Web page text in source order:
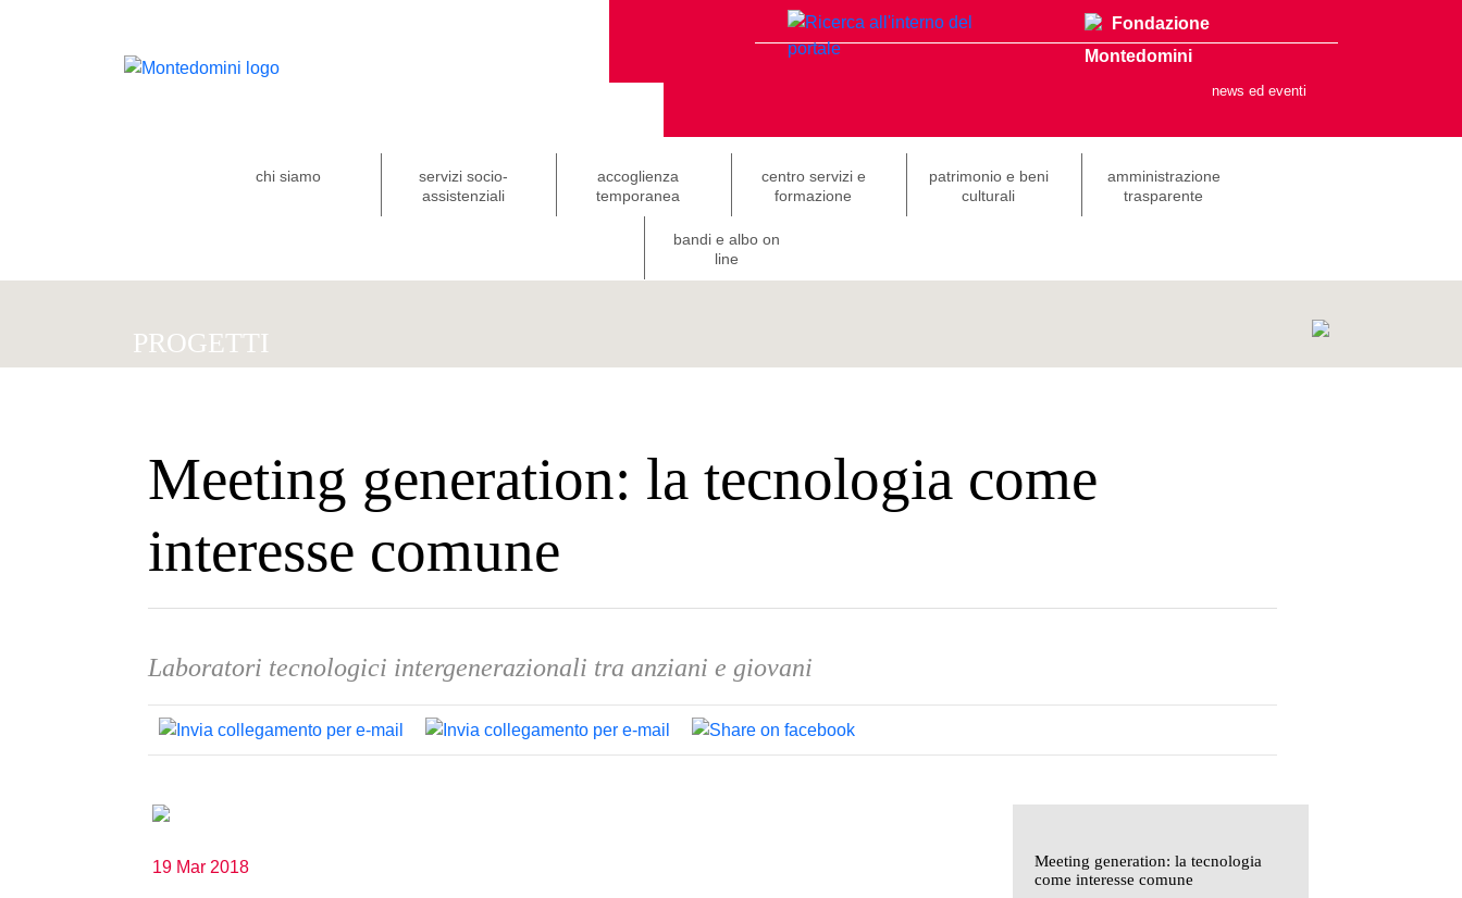
Fondazione
Montedomini
news ed eventi
chi siamo
servizi socio-
assistenziali
accoglienza
temporanea
centro servizi e
formazione
patrimonio e beni
culturali
amministrazione
trasparente
bandi e albo on
line
PROGETTI
Meeting generation: la tecnologia come
interesse comune
Laboratori tecnologici intergenerazionali tra anziani e giovani
19 Mar 2018
Meeting generation: la tecnologia
come interesse comune